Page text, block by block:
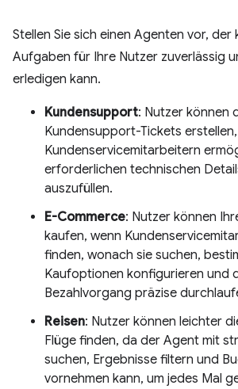
Stellen Sie sich einen Agenten vor, der
Aufgaben für Ihre Nutzer zuverlässig
erledigen kann.
Kundensupport: Nutzer können
Kundensupport-Tickets
Kundenservicemitarbeitern
erforderlichen technischen
auszufüllen.
E-Commerce: Nutzer können
kaufen, wenn
finden, wonach sie suchen,
Kaufoptionen konfigurieren und
Bezahlvorgang präzise
Reisen: Nutzer können leichter
Flüge finden, da der Agent mit
suchen, Ergebnisse filtern und
vornehmen kann, um jedes Mal